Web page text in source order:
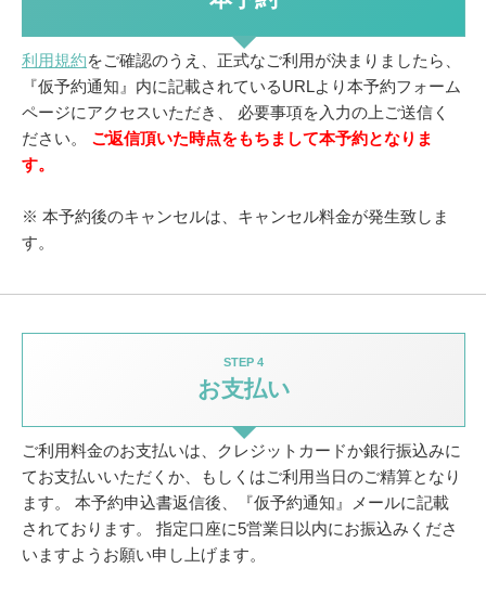
利用規約をご確認のうえ、正式なご利用が決まりましたら、
『仮予約通知』内に記載されているURLより本予約フォーム
ページにアクセスいただき、
必要事項を入力の上ご送信く
ださい。
ご返信頂いた時点をもちまして本予約となりま
す。
※ 本予約後のキャンセルは、キャンセル料金が発生致しま
す。
STEP 4
お支払い
ご利用料金のお支払いは、クレジットカードか銀行振込みに
てお支払いいただくか、
もしくはご利用当日のご精算となり
ます。
本予約申込書返信後、『仮予約通知』メールに記載
されております。
指定口座に5営業日以内にお振込みくださ
いますようお願い申し上げます。